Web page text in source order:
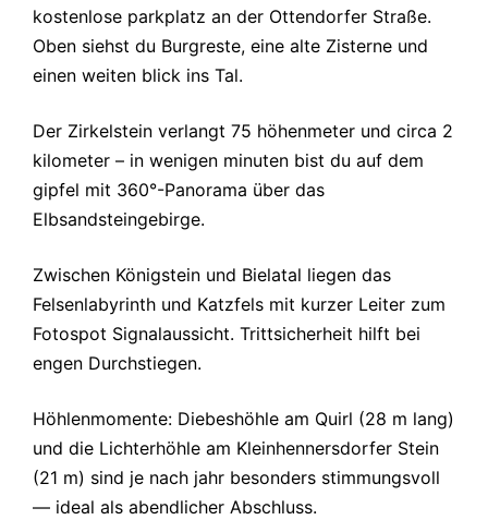
kostenlose parkplatz an der Ottendorfer Straße.
Oben siehst du Burgreste, eine alte Zisterne und
einen weiten blick ins Tal.
Der Zirkelstein verlangt 75 höhenmeter und circa 2
kilometer – in wenigen minuten bist du auf dem
gipfel mit 360°-Panorama über das
Elbsandsteingebirge.
Zwischen Königstein und Bielatal liegen das
Felsenlabyrinth und Katzfels mit kurzer Leiter zum
Fotospot Signalaussicht. Trittsicherheit hilft bei
engen Durchstiegen.
Höhlenmomente: Diebeshöhle am Quirl (28 m lang)
und die Lichterhöhle am Kleinhennersdorfer Stein
(21 m) sind je nach jahr besonders stimmungsvoll
— ideal als abendlicher Abschluss.